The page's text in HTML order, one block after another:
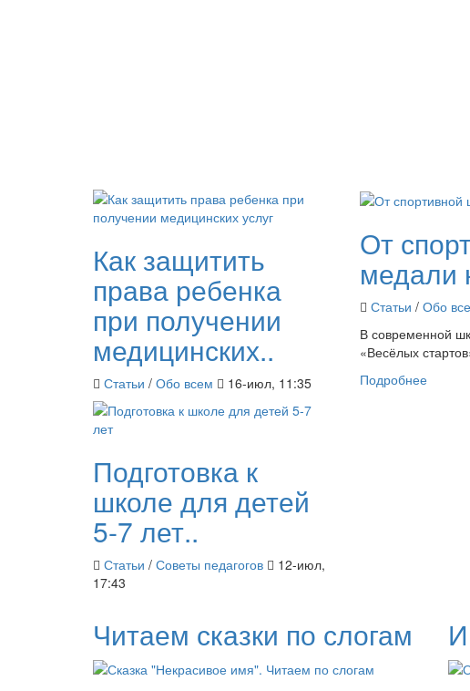
Как защитить
права ребенка
при получении
медицинских..
Статьи / Обо всем 16-июл, 11:35
Подготовка к
школе для детей
5-7 лет..
Статьи / Советы педагогов
12-июл,
17:43
От
медали
Статьи / Обо
В современной
«Весёлых
Подробнее
Читаем сказки по слогам